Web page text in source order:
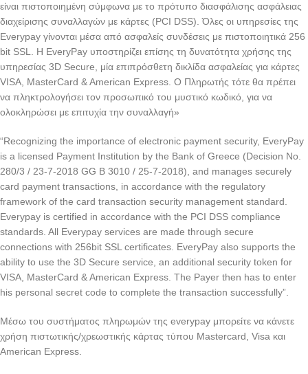
είναι πιστοποιημένη σύμφωνα με το πρότυπο διασφάλισης ασφάλειας
διαχείρισης συναλλαγών με κάρτες (PCI DSS). Όλες οι υπηρεσίες της
Everypay γίνονται μέσα από ασφαλείς συνδέσεις με πιστοποιητικά 256
bit SSL. Η EveryPay υποστηρίζει επίσης τη δυνατότητα χρήσης της
υπηρεσίας 3D Secure, μία επιπρόσθετη δικλίδα ασφαλείας για κάρτες
VISA, MasterCard & American Express. Ο Πληρωτής τότε θα πρέπει
να πληκτρολογήσει τον προσωπικό του μυστικό κωδικό, για να
ολοκληρώσει με επιτυχία την συναλλαγή»
“Recognizing the importance of electronic payment security, EveryPay
is a licensed Payment Institution by the Bank of Greece (Decision No.
280/3 / 23-7-2018 GG B 3010 / 25-7-2018), and manages securely
card payment transactions, in accordance with the regulatory
framework of the card transaction security management standard.
Everypay is certified in accordance with the PCI DSS compliance
standards. All Everypay services are made through secure
connections with 256bit SSL certificates. EveryPay also supports the
ability to use the 3D Secure service, an additional security token for
VISA, MasterCard & American Express. The Payer then has to enter
his personal secret code to complete the transaction successfully”.
Μέσω του συστήματος πληρωμών της everypay μπορείτε να κάνετε
χρήση πιστωτικής/χρεωστικής κάρτας τύπου Mastercard, Visa και
American Express.